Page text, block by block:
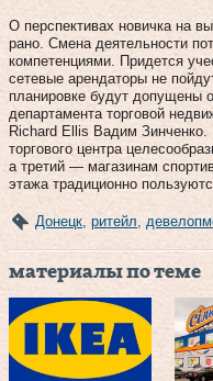
О перспективах новичка на
рано. Смена деятельности
компетенциями. Придется
сетевые арендаторы не
планировке будут допущены
департамента торговой
Richard Ellis Вадим
торгового центра
а третий — магазинам
этажа традиционно
Донецк ритейл
материалы по теме